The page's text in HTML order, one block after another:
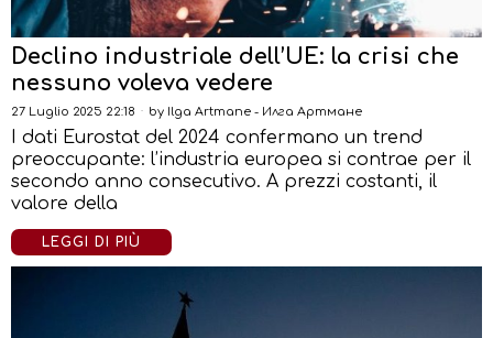
Declino industriale dell’UE: la crisi che
nessuno voleva vedere
27 Luglio 2025 22:18 by Ilga Artmane - Илга Артмане
I dati Eurostat del 2024 confermano un trend
preoccupante: l’industria europea si contrae per il
secondo anno consecutivo. A prezzi costanti, il
valore della
LEGGI DI PIÙ